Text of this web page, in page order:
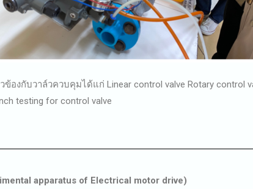
บวาล์วควบคุมได้แก่ Linear control valve Rotary control
testing for control valve
apparatus of Electrical motor drive)